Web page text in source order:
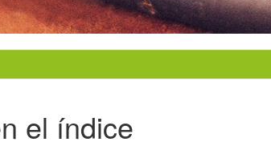
el índice